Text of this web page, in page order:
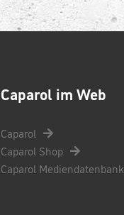
Caparol im Web
Caparol
Caparol Shop
Caparol Mediendatenbank